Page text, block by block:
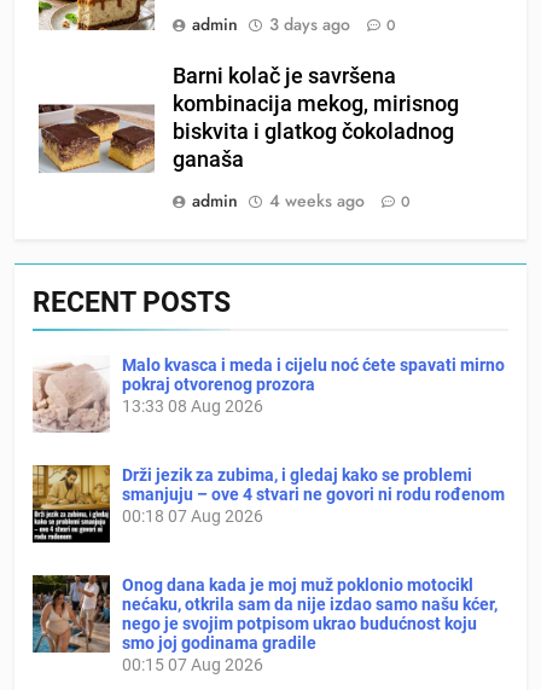
admin
3 days ago 0
Barni kolač je savršena
kombinacija mekog, mirisnog
biskvita i glatkog čokoladnog
ganaša
admin
4 weeks ago 0
RECENT POSTS
Malo kvasca i meda i cijelu noć ćete spavati mirno
pokraj otvorenog prozora
13:33 08 Aug 2026
Drži jezik za zubima, i gledaj kako se problemi
smanjuju – ove 4 stvari ne govori ni rodu rođenom
00:18 07 Aug 2026
Onog dana kada je moj muž poklonio motocikl
nećaku, otkrila sam da nije izdao samo našu kćer,
nego je svojim potpisom ukrao budućnost koju
smo joj godinama gradile
00:1507 Aug 2026